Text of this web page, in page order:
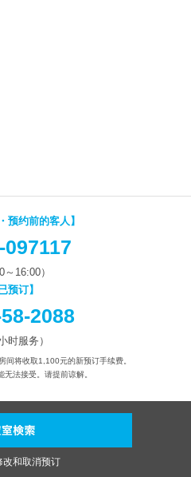
预约前的客人】
097117
～16:00）
预订】
2088
时服务）
间将收取1,100元的新预订手续费。
无法接受。请提前谅解。
改和取消预订